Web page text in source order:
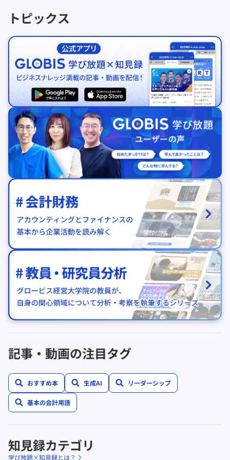
トピックス
記事・動画の注目タグ
おすすめ本 生成AI リーダーシップ
基本の会計用語
知見録カテゴリ
学び放題×知見録とは？